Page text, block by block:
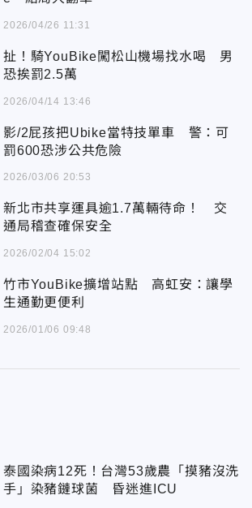
2026/04/26 11:31
扯！騎YouBike闖松山機場找水喝 男
恐挨罰2.5萬
2026/04/14 13:46
影/2屁孩把Ubike當特技單車 警：可
罰600恐涉公共危險
2026/03/06 20:53
新北市共享運具逾1.7萬輛待命！ 交
通局稽查確保安全
2026/02/04 15:02
竹市YouBike擴增站點 高虹安：讓學
生通勤更便利
2026/01/06 09:48
泰國染病12死！台灣53歲農「摸豬沒洗
手」染豬鏈球菌 昏迷進ICU